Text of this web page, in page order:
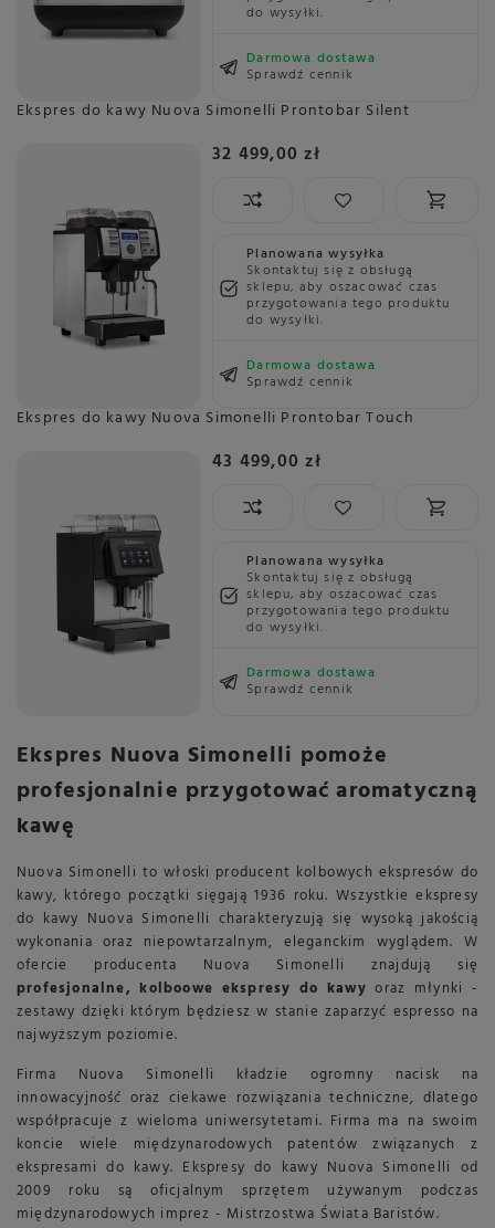
do wysyłki.
Darmowa dostawa
Sprawdź cennik
Ekspres do kawy Nuova Simonelli Prontobar Silent
32 499,00 zł
Planowana wysyłka
Skontaktuj się z obsługą
sklepu, aby oszacować czas
przygotowania tego produktu
do wysyłki.
Darmowa dostawa
Sprawdź cennik
Ekspres do kawy Nuova Simonelli Prontobar Touch
43 499,00 zł
Planowana wysyłka
Skontaktuj się z obsługą
sklepu, aby oszacować czas
przygotowania tego produktu
do wysyłki.
Darmowa dostawa
Sprawdź cennik
Ekspres Nuova Simonelli pomoże
profesjonalnie przygotować aromatyczną
kawę
Nuova Simonelli to włoski producent kolbowych ekspresów do
kawy, którego początki sięgają 1936 roku. Wszystkie ekspresy
do kawy Nuova Simonelli charakteryzują się wysoką jakością
wykonania oraz niepowtarzalnym, eleganckim wyglądem. W
ofercie producenta Nuova Simonelli znajdują się
profesjonalne, kolboowe ekspresy do kawy oraz młynki -
zestawy dzięki którym będziesz w stanie zaparzyć espresso na
najwyższym poziomie.
Firma Nuova Simonelli kładzie ogromny nacisk na
innowacyjność oraz ciekawe rozwiązania techniczne, dlatego
współpracuje z wieloma uniwersytetami. Firma ma na swoim
koncie wiele międzynarodowych patentów związanych z
ekspresami do kawy. Ekspresy do kawy Nuova Simonelli od
2009 roku są oficjalnym sprzętem używanym podczas
międzynarodowych imprez - Mistrzostwa Świata Baristów.